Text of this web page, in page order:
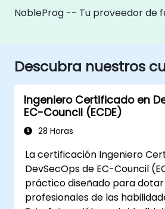
NobleProg -- Tu proveedor de
Descubra nuestros
Ingeniero Certificado en
EC-Council (ECDE)
28 Horas
La certificación Ingeniero
DevSecOps de EC-Council
práctico diseñado para dotar
profesionales de las